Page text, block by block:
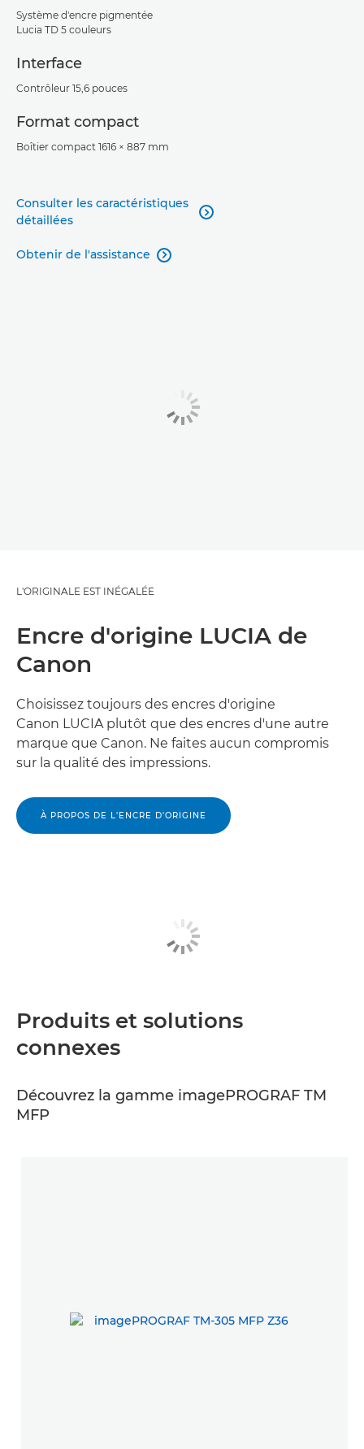
Système d'encre pigmentée
Lucia TD 5 couleurs
Interface
Contrôleur 15,6 pouces
Format compact
Boîtier compact 1616 × 887 mm
Consulter les caractéristiques
détaillées

Obtenir de l'assistance 
L'ORIGINALE EST INÉGALÉE
Encre d'origine LUCIA de
Canon
Choisissez toujours des encres d'origine
Canon LUCIA plutôt que des encres d'une autre
marque que Canon. Ne faites aucun compromis
sur la qualité des impressions.
À PROPOS DE L'ENCRE D'ORIGINE
Produits et solutions
connexes
Découvrez la gamme imagePROGRAF TM
MFP